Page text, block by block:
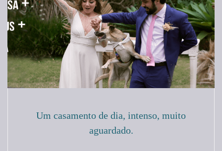
Um casamento de dia, intenso, muito
aguardado.